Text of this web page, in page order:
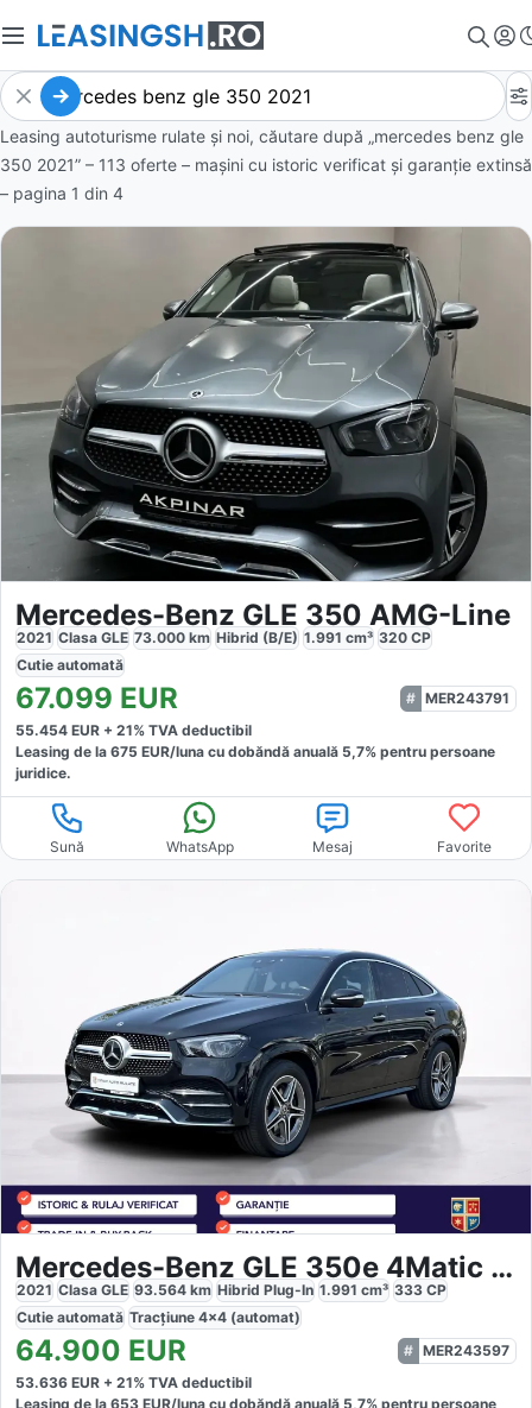
Leasing autoturisme rulate și noi, căutare după „mercedes benz gle
350 2021” – 113 oferte – mașini cu istoric verificat și garanție extinsă
– pagina 1 din 4
Mercedes-Benz GLE 350 AMG-Line
2021 Clasa GLE 73.000 km Hibrid (B/E) 1.991 cm³ 320 CP
Cutie automată
67.099 EUR
MER243791
55.454 EUR + 21% TVA deductibil
Leasing de la 675 EUR/luna cu dobăndă anuală 5,7% pentru persoane
juridice.
Sună WhatsApp Mesaj Favorite
Mercedes-Benz GLE 350e 4Matic Coupe
2021 Clasa GLE 93.564 km Hibrid Plug-In 1.991 cm³ 333 CP
Cutie automată Tracțiune 4x4 (automat)
64.900 EUR
MER243597
53.636 EUR + 21% TVA deductibil
Leasing de la 653 EUR/luna cu dobăndă anuală 5,7% pentru persoane